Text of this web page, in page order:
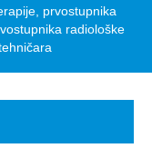
prvostupnika
radiološke